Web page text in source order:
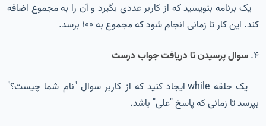
یک برنامه بنویسید که از کاربر عددی بگیرد و آن را به مجموع اضافه
کند. این کار تا زمانی انجام شود که مجموع به 100 برسد.
4. سوال پرسیدن تا دریافت جواب درست
یک حلقه while ایجاد کنید که از کاربر سوال "نام شما چیست؟"
بپرسد تا زمانی که پاسخ "علی" باشد.